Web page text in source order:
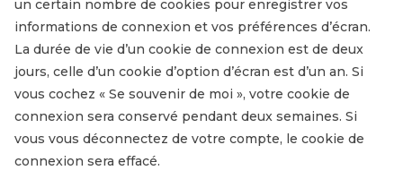
un certain nombre de cookies pour enregistrer vos
informations de connexion et vos préférences d’écran.
La durée de vie d’un cookie de connexion est de deux
jours, celle d’un cookie d’option d’écran est d’un an. Si
vous cochez « Se souvenir de moi », votre cookie de
connexion sera conservé pendant deux semaines. Si
vous vous déconnectez de votre compte, le cookie de
connexion sera effacé.